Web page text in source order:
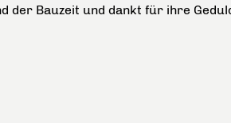
der Bauzeit und dankt für ihre